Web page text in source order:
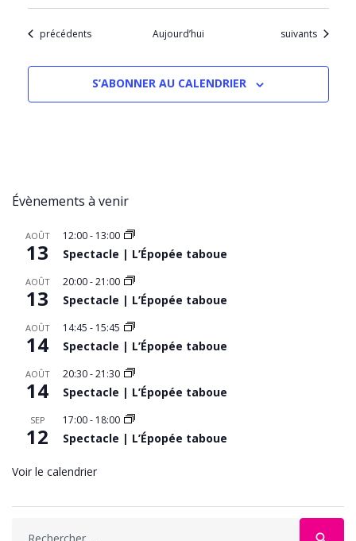
Évènements
précédents Aujourd’hui Évènements
suivants
S’ABONNER AU CALENDRIER
Évènements à venir
AOÛT
13
12:00- 13:00
Spectacle | L’Épopée taboue
AOÛT
13
20:00-21:00
Spectacle | L’Épopée taboue
AOÛT
14
14:45 - 15:45
Spectacle | L’Épopée taboue
AOÛT
14
20:30-21:30
Spectacle | L’Épopée taboue
SEP
12
17:00- 18:00
Spectacle | L’Épopée taboue
Voir le calendrier